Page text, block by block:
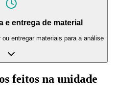
e entrega de material
entregar materiais para a análise
feitos na unidade